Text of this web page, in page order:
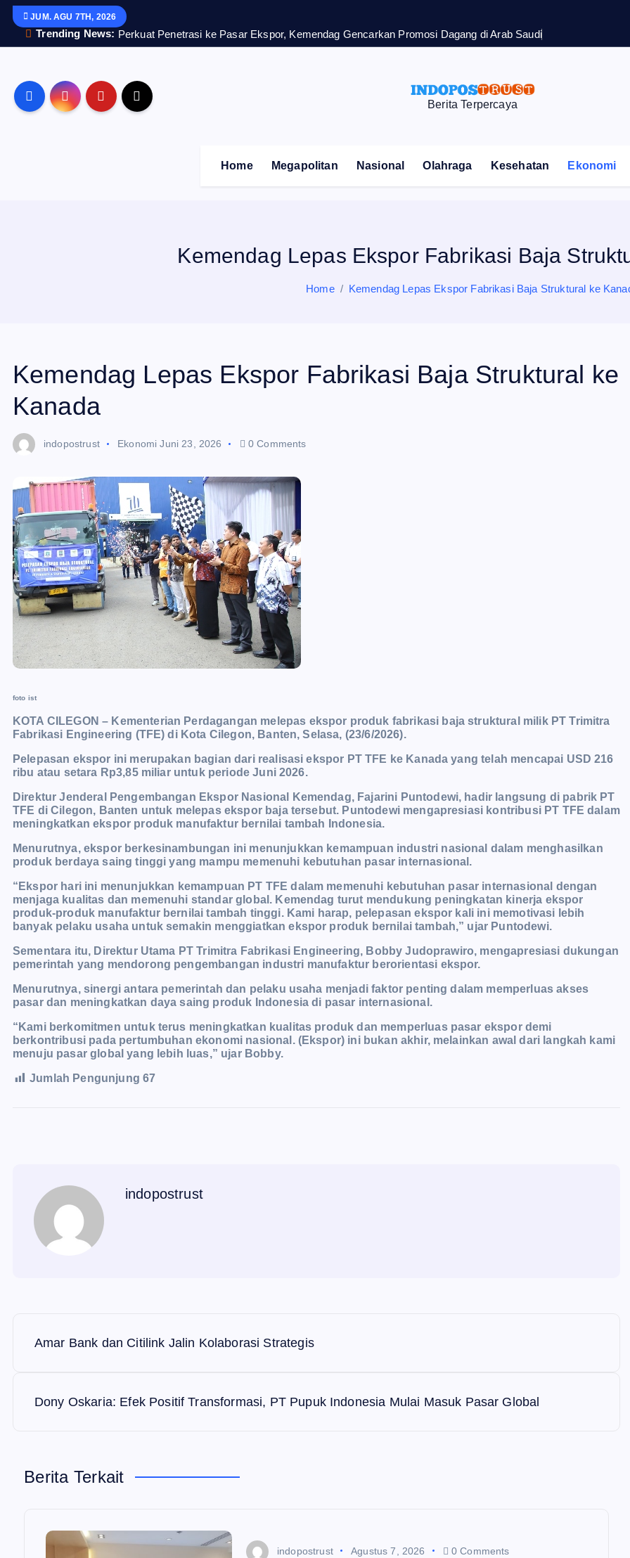
p
JUM. AGU 7TH, 2026
Trending News: Perkuat Penetrasi ke Pasar Ekspor, Kemendag Gencarkan Promosi Dagang di Arab Saudi
Berita Terpercaya
Home Megapolitan Nasional Olahraga Kesehatan Ekonomi
Kemendag Lepas Ekspor Fabrikasi Baja
Home Kemendag Lepas Ekspor Fabrikasi Baja Struktural ke
Kemendag Lepas Ekspor Fabrikasi Baja Struktural ke
Kanada
indopostrust Ekonomi Juni 23, 2026 0 Comments
foto ist
KOTA CILEGON – Kementerian Perdagangan melepas ekspor produk fabrikasi baja struktural milik PT Trimitra
Fabrikasi Engineering (TFE) di Kota Cilegon, Banten, Selasa, (23/6/2026).
Pelepasan ekspor ini merupakan bagian dari realisasi ekspor PT TFE ke Kanada yang telah mencapai USD 216
ribu atau setara Rp3,85 miliar untuk periode Juni 2026.
Direktur Jenderal Pengembangan Ekspor Nasional Kemendag, Fajarini Puntodewi, hadir langsung di pabrik PT
TFE di Cilegon, Banten untuk melepas ekspor baja tersebut. Puntodewi mengapresiasi kontribusi PT TFE dalam
meningkatkan ekspor produk manufaktur bernilai tambah Indonesia.
Menurutnya, ekspor berkesinambungan ini menunjukkan kemampuan industri nasional dalam menghasilkan
produk berdaya saing tinggi yang mampu memenuhi kebutuhan pasar internasional.
“Ekspor hari ini menunjukkan kemampuan PT TFE dalam memenuhi kebutuhan pasar internasional dengan
menjaga kualitas dan memenuhi standar global. Kemendag turut mendukung peningkatan kinerja ekspor
produk-produk manufaktur bernilai tambah tinggi. Kami harap, pelepasan ekspor kali ini memotivasi lebih
banyak pelaku usaha untuk semakin menggiatkan ekspor produk bernilaitambah,” ujar Puntodewi.
Sementara itu, Direktur Utama PT Trimitra Fabrikasi Engineering, Bobby Judoprawiro, mengapresiasi dukungan
pemerintah yang mendorong pengembangan industri manufaktur berorientasi ekspor.
Menurutnya, sinergi antara pemerintah dan pelaku usaha menjadi faktor penting dalam memperluas akses
pasar dan meningkatkan daya saing produk Indonesia di pasar internasional.
“Kami berkomitmen untuk terus meningkatkan kualitas produk dan memperluas pasar ekspor demi
berkontribusi pada pertumbuhan ekonomi nasional. (Ekspor) ini bukan akhir, melainkan awal dari langkah kami
menuju pasar global yang lebih luas,” ujar Bobby.
Jumlah Pengunjung 67
indopostrust
g
Amar Bank dan Citilink Jalin Kolaborasi Strategis
Dony Oskaria: Efek Positif Transformasi, PT Pupuk Indonesia Mulai Masuk Pasar Global
Berita Terkait
indopostrust Agustus 7, 2026 0 Comments